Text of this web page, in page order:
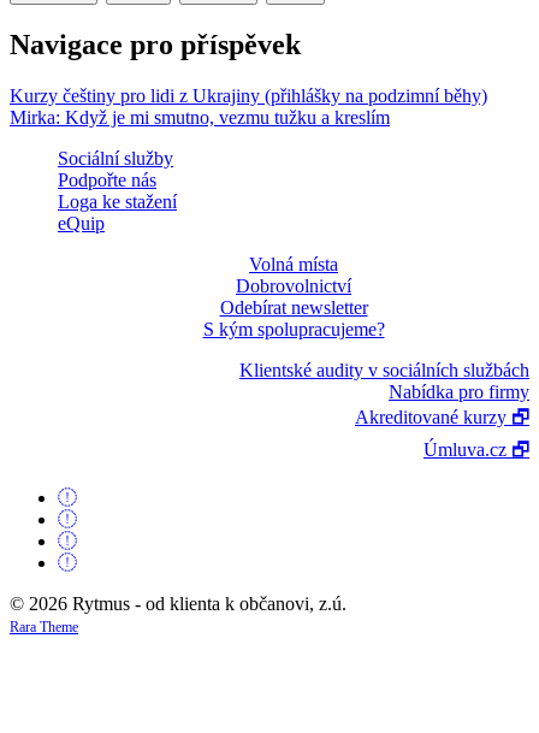
Navigace pro příspěvek
Kurzy češtiny pro lidi z Ukrajiny (přihlášky na podzimní běhy)
Mirka: Když je mi smutno, vezmu tužku a kreslím
Sociální služby
Podpořte nás
Loga ke stažení
eQuip
Volná místa
Dobrovolnictví
Odebírat newsletter
S kým spolupracujeme?
Klientské audity v sociálních službách
Nabídka pro firmy
Akreditované kurzy 🗗
Úmluva.cz 🗗
© 2026 Rytmus - od klienta k občanovi, z.ú.
Rara Theme